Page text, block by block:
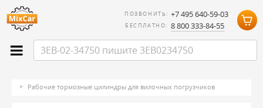
ПОЗВОНИТЬ: +7 495 640-59-03
БЕСПЛАТНО: 8 800 333-84-55
Рабочие тормозные цилиндры для вилочных погрузчиков